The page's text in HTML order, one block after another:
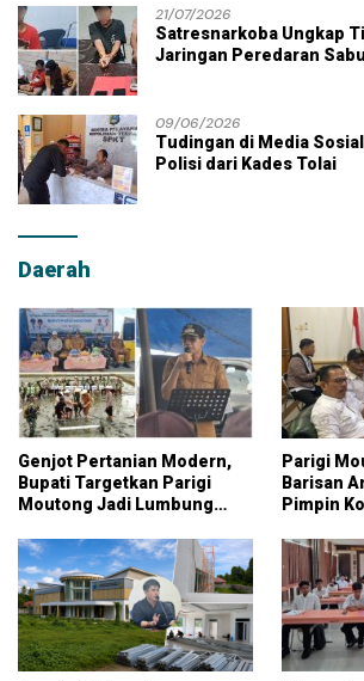
21/07/2026
Satresnarkoba Ungkap
Jaringan Peredaran
09/06/2026
Tudingan di Media
Polisi dari Kades Tolai
Daerah
Genjot Pertanian Modern,
Bupati Targetkan Parigi
Moutong Jadi Lumbung
Parigi
Barisan
Pimpin